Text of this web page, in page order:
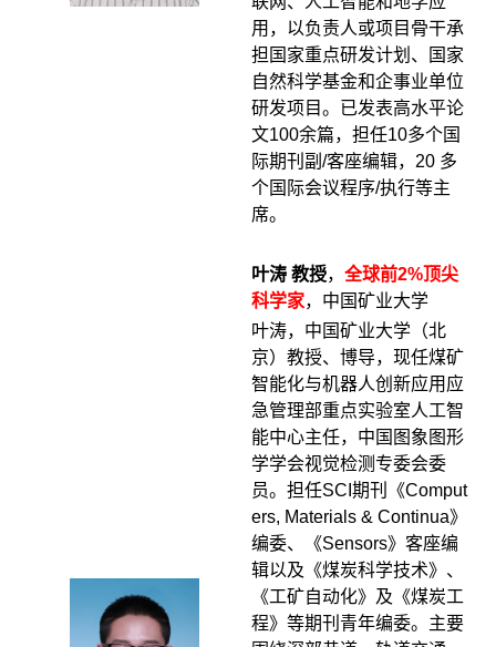
用，以负责人或项目骨干承
担国家重点研发计划、国家
自然科学基金和企事业单位
研发项目。已发表高水平论
文100余篇，担任10多个国
际期刊副/客座编辑，20 多
个国际会议程序/执行等主
席。
叶涛 教授，全球前2%顶尖
科学家，中国矿业大学
叶涛，中国矿业大学（北
京）教授、博导，现任煤矿
智能化与机器人创新应用应
急管理部重点实验室人工智
能中心主任，中国图象图形
学学会视觉检测专委会委
员。担任SCI期刊《Comput
ers, Materials & Continua》
编委、《Sensors》客座编
辑以及《煤炭科学技术》、
《工矿自动化》及《煤炭工
程》等期刊青年编委。主要